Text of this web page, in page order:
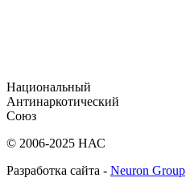
Национальный
Антинаркотический
Союз
© 2006-2025 НАС
Разработка сайта - Neuron Group